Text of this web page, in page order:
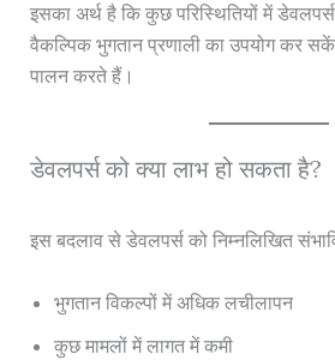
इसका अर्थ है कि कुछ परिस्थितियों में
वैकल्पिक भुगतान प्रणाली का उपयोग कर
पालन करते हैं।
डेवलपर्स को क्या लाभ हो सकता है?
इस बदलाव से डेवलपर्स को निम्नलिखित
भुगतान विकल्पों में अधिक लचीलापन
कुछ मामलों में लागत में कमी